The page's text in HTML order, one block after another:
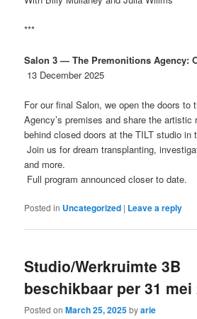
***
Salon 3 — The Premonitions Agency:
13 December 2025
For our final Salon, we open the doors to
Agency’s premises and share the artistic
behind closed doors at the TILT studio in
Join us for dream transplanting,
and more.
Full program announced closer to date.
Posted in Uncategorized | Leave a reply
Studio/Werkruimte 3B
beschikbaar per 31 mei
Posted onMarch 25, 2025byarie